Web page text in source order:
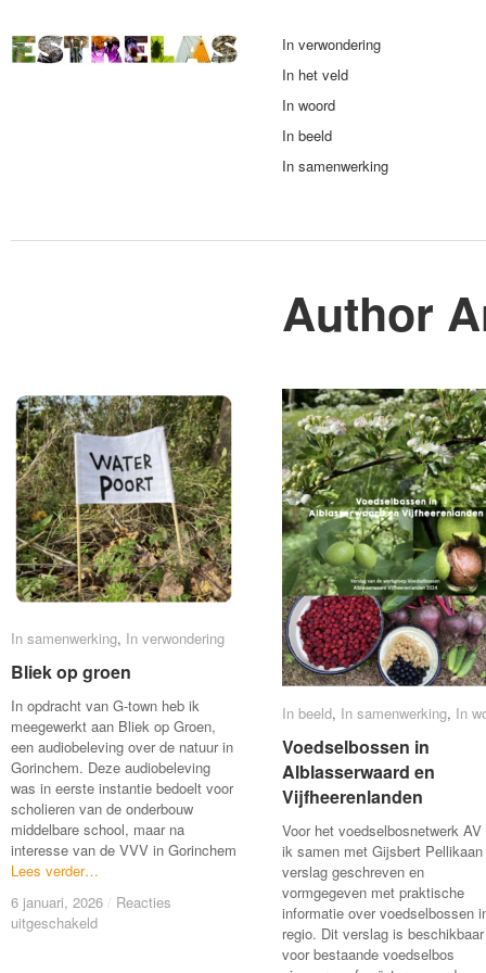
In verwondering
In het veld
In woord
In beeld
In samenwerking
Author
In samenwerking, In verwondering
Bliek op groen
In opdracht van G-town heb ik
meegewerkt aan Bliek op Groen,
een audiobeleving over de natuur in
Gorinchem. Deze audiobeleving
was in eerste instantie bedoelt voor
scholieren van de onderbouw
middelbare school, maar na
interesse van de VVV in Gorinchem
Lees verder…
6 januari, 2026 / Reacties
uitgeschakeldvoor
In samenwerking In verwondering
Bliek op groen
Lees verder…
6 januari, 2026 / Reacties
uitgeschakeldvoor
In beeld, In samenwerking, In
Voedselbossen in
Alblasserwaard en
Vijfheerenlanden
Voor het voedselbosnetwerk AV
ik samen met Gijsbert Pellikaan
verslag geschreven en
vormgegeven met praktische
informatie over voedselbossen
regio. Dit verslag is beschikbaar
voor bestaande voedselbos
In beeld In samenwerking In
Voedselbossen in
Alblasserwaard en
Vijfheerenlanden